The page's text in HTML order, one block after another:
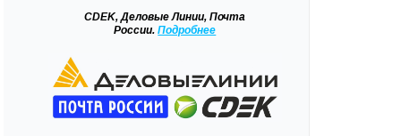
CDEK, Деловые Линии, Почта
России.Подробнее